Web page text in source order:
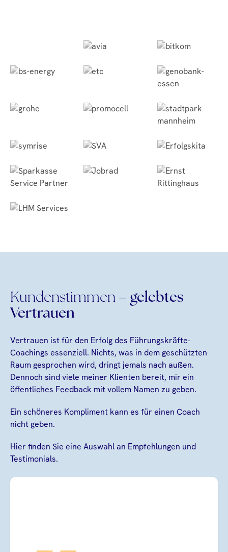
Kundenstimmen – gelebtes
Vertrauen
Vertrauen ist für den Erfolg des Führungskräfte-
Coachings essenziell. Nichts, was in dem geschützten
Raum gesprochen wird, dringt jemals nach außen.
Dennoch sind viele meiner Klienten bereit, mir ein
öffentliches Feedback mit vollem Namen zu geben.
Ein schöneres Kompliment kann es für einen Coach
nicht geben.
Hier finden Sie eine Auswahl an Empfehlungen und
Testimonials.